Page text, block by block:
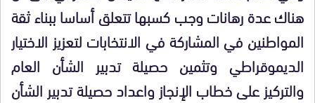
هناك عدة رهانات وجب كسبها تتعلق أساسا ببناء ثقة
المواطنين في المشاركة في الانتخابات لتعزيز الاختيار
الديموقراطي وتثمين حصيلة تدبير الشأن العام
والتركيز على خطاب الإنجاز واعداد حصيلة تدبير الشأن